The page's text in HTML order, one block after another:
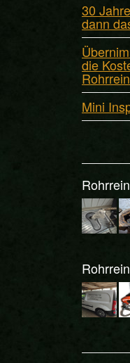
30
dann
die
Mini